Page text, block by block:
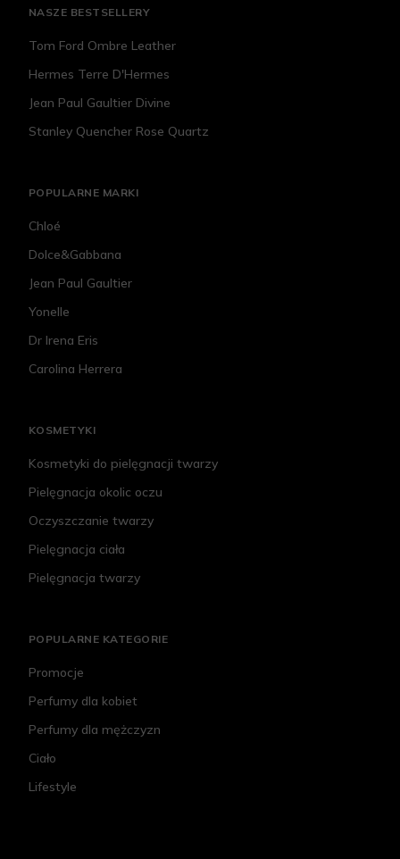
NASZE BESTSELLERY
Tom Ford Ombre Leather
Hermes Terre D'Hermes
Jean Paul Gaultier Divine
Stanley Quencher Rose Quartz
POPULARNE MARKI
Chloé
Dolce&Gabbana
Jean Paul Gaultier
Yonelle
Dr Irena Eris
Carolina Herrera
KOSMETYKI
Kosmetyki do pielęgnacji twarzy
Pielęgnacja okolic oczu
Oczyszczanie twarzy
Pielęgnacja ciała
Pielęgnacja twarzy
POPULARNE KATEGORIE
Promocje
Perfumy dla kobiet
Perfumy dla mężczyzn
Ciało
Lifestyle